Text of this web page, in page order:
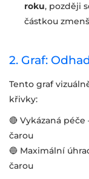
roku, později
částkou
2. Graf:
Tento graf
křivky:
🔴 Vykázaná
čarou
🔵 Maximální
čarou